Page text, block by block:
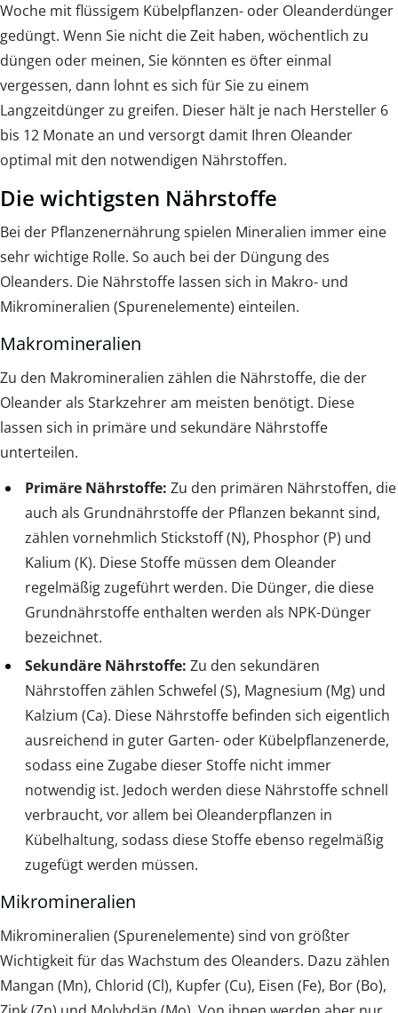
Woche mit flüssigem Kübelpflanzen- oder Oleanderdünger
gedüngt. Wenn Sie nicht die Zeit haben, wöchentlich zu
düngen oder meinen, Sie könnten es öfter einmal
vergessen, dann lohnt es sich für Sie zu einem
Langzeitdünger zu greifen. Dieser hält je nach Hersteller 6
bis 12 Monate an und versorgt damit Ihren Oleander
optimal mit den notwendigen Nährstoffen.
Die wichtigsten Nährstoffe
Bei der Pflanzenernährung spielen Mineralien immer eine
sehr wichtige Rolle. So auch bei der Düngung des
Oleanders. Die Nährstoffe lassen sich in Makro- und
Mikromineralien (Spurenelemente) einteilen.
Makromineralien
Zu den Makromineralien zählen die Nährstoffe, die der
Oleander als Starkzehrer am meisten benötigt. Diese
lassen sich in primäre und sekundäre Nährstoffe
unterteilen.
Primäre Nährstoffe: Zu den primären Nährstoffen, die
auch als Grundnährstoffe der Pflanzen bekannt sind,
zählen vornehmlich Stickstoff (N), Phosphor (P) und
Kalium (K). Diese Stoffe müssen dem Oleander
regelmäßig zugeführt werden. Die Dünger, die diese
Grundnährstoffe enthalten werden als NPK-Dünger
bezeichnet.
Sekundäre Nährstoffe: Zu den sekundären
Nährstoffen zählen Schwefel (S), Magnesium (Mg) und
Kalzium (Ca). Diese Nährstoffe befinden sich eigentlich
ausreichend in guter Garten- oder Kübelpflanzenerde,
sodass eine Zugabe dieser Stoffe nicht immer
notwendig ist. Jedoch werden diese Nährstoffe schnell
verbraucht, vor allem bei Oleanderpflanzen in
Kübelhaltung, sodass diese Stoffe ebenso regelmäßig
zugefügt werden müssen.
Mikromineralien
Mikromineralien (Spurenelemente) sind von größter
Wichtigkeit für das Wachstum des Oleanders. Dazu zählen
Mangan (Mn), Chlorid (Cl), Kupfer (Cu), Eisen (Fe), Bor (Bo),